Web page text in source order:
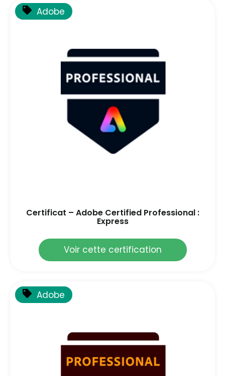
Adobe
Certificat – Adobe Certified Professional :
Express
Voir cette certification
Adobe